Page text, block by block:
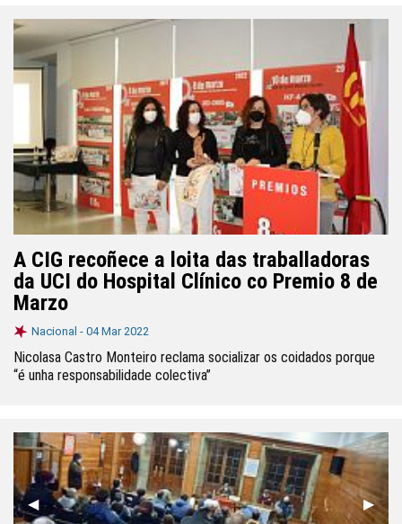
A CIG recoñece a loita das traballadoras
da UCI do Hospital Clínico co Premio 8 de
Marzo
Nacional - 04 Mar 2022
Nicolasa Castro Monteiro reclama socializar os coidados porque
“é unha responsabilidade colectiva”
Anterior
◀︎ ▶︎